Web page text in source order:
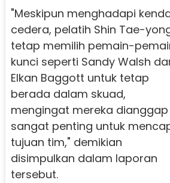
"Meskipun menghadapi
cedera, pelatih Shin Tae-
tetap memilih pemain-
kunci seperti Sandy Walsh
Elkan Baggott untuk tetap
berada dalam skuad,
mengingat mereka dianggap
sangat penting untuk
tujuan tim," demikian
disimpulkan dalam laporan
tersebut.